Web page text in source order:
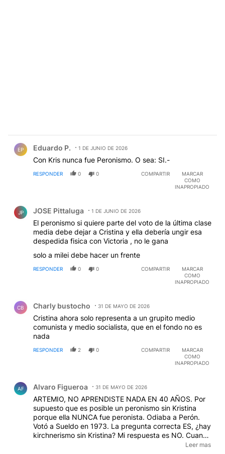
EP Eduardo P. 1 DE JUNIO DE 2026
Con Kris nunca fue Peronismo. O sea: SI.-
RESPONDER 0 0 COMPARTIR
MARCAR
COMO
INAPROPIADO
JP JOSE Pittaluga 1 DE JUNIO DE 2026
El peronismo si quiere parte del voto de la última clase
media debe dejar a Cristina y ella debería ungir esa
despedida fisica con Victoria , no le gana
solo a milei debe hacer un frente
RESPONDER 0 0 COMPARTIR
MARCAR
COMO
INAPROPIADO
CB Charly bustocho 31 DE MAYO DE 2026
Cristina ahora solo representa a un grupito medio
comunista y medio socialista, que en el fondo no es
nada
RESPONDER 2 0 COMPARTIR
MARCAR
COMO
INAPROPIADO
AF Alvaro Figueroa 31 DE MAYO DE 2026
ARTEMIO, NO APRENDISTE NADA EN 40 AÑOS. Por
supuesto que es posible un peronismo sin Kristina
porque ella NUNCA fue peronista. Odiaba a Perón.
Votó a Sueldo en 1973. La pregunta correcta ES, ¿hay
kirchnerismo sin Kristina? Mi respuesta es NO. Cuando
desaparecen dejan la tierra arrasada. Una verdadera
Leer mas